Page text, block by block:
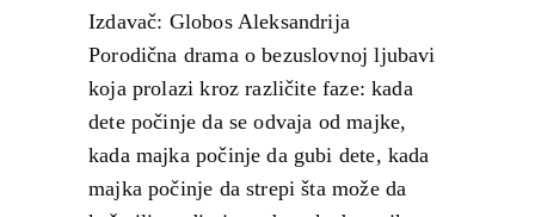
Izdavač: Globos Aleksandrija
Porodična drama o bezuslovnoj ljubavi
koja prolazi kroz različite faze: kada
dete počinje da se odvaja od majke,
kada majka počinje da gubi dete, kada
majka počinje da strepi šta može da